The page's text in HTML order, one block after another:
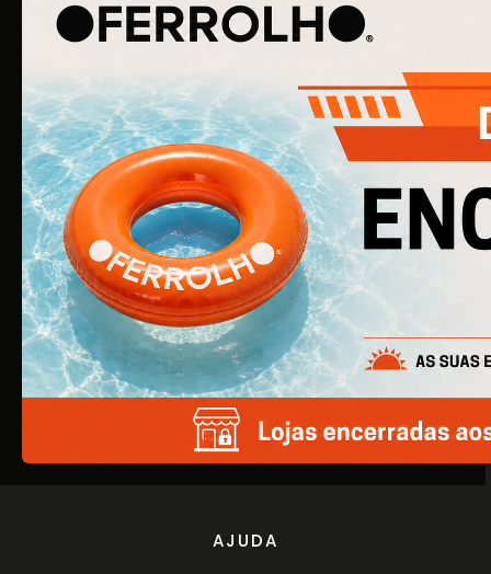
O Ferrolho iniciou a sua atividade em 1990. O que começou
por ser uma simples empresa de ferragens para
construção civil, é agora uma empresa de referência na
área de Ferragens para Mobiliário e Arquitetura.
EMPRESA
Quem Somos
Produtos
Catálogos
AJUDA